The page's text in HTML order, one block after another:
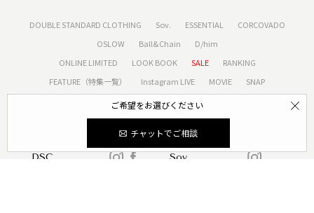
ご希望をお選びください
チャットでご相談
DOUBLE STANDARD CLOTHING Sov. ESSENTIAL
CORCOVADO
OSLOW
Ball&Chain
D/him
ONLINE LIMITED
LOOK BOOK SALE
RANKING
FEATURE（特集一覧）
Instagram LIVE MOVIE SNAP
DSC
Sov.